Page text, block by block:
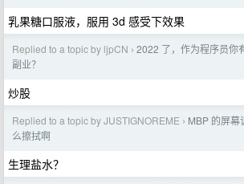
乳果糖口服液，服用 3d 感受下效果
Replied to a topic by ljpCN › 2022 了，作为程序员你
副业？
炒股
Replied to a topic by JUSTIGNOREME › MBP 的屏幕
么擦拭啊
生理盐水？